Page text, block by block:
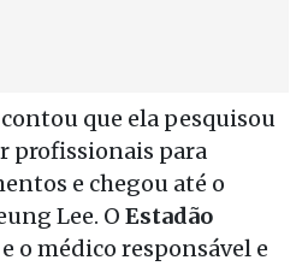
que ela pesquisou
profissionais para
e chegou até o
Lee. O Estadão
o médico responsável e